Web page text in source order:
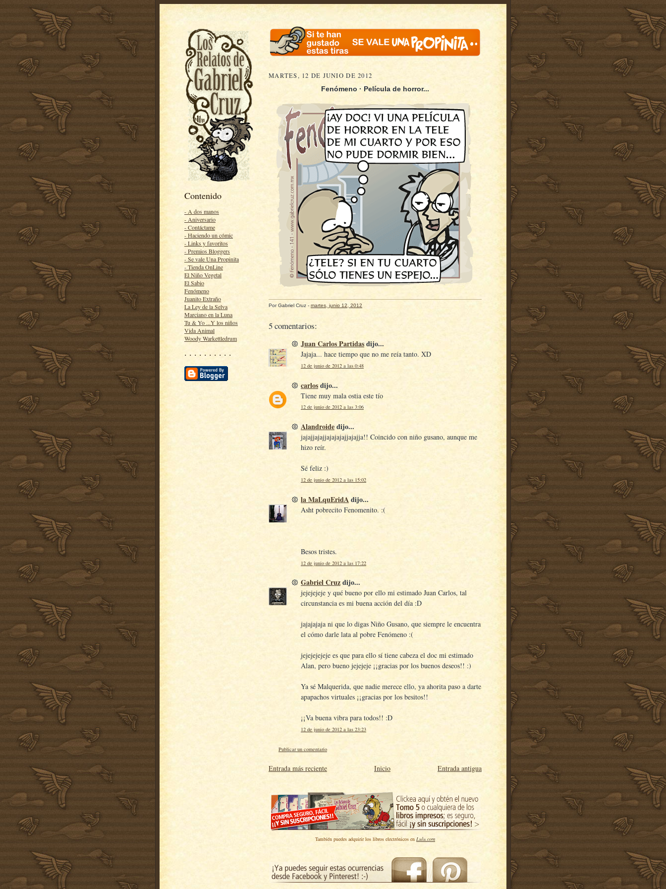
Contenido
- A dos manos
- Aniversario
- Contáctame
- Haciendo un cómic
- Links y favoritos
- Premios Bloggers
- Se vale Una Propinita
- Tienda OnLine
El Niño Vegetal
El Sabio
Fenómeno
Juanito Extraño
La Ley de la Selva
Marciano en la Luna
Tu & Yo ...Y los niños
Vida Animal
Woody Warkettledrum
· · · · · · · · · ·
MARTES, 12 DE JUNIO DE 2012
Fenómeno · Película de horror...
PorGabriel Cruz - martes, junio 12, 2012
5 comentarios:
Juan Carlos Partidasdijo...
Jajaja... hace tiempo que no me reía tanto. XD
12 de junio de 2012 a las 0:48
carlosdijo...
Tiene muy mala ostia este tío
12 de junio de 2012 a las 3:06
Alandroidedijo...
jajajjajajjajajajajjajajja!! Coincido con niño gusano, aunque me
hizo reír.
Sé feliz :)
12 de junio de 2012 a las 15:02
la MaLquEridAdijo...
Asht pobrecito Fenomenito. :(
Besos tristes.
12 de junio de 2012 a las 17:22
Gabriel Cruzdijo...
jejejejeje y qué bueno por ello mi estimado Juan Carlos, tal
circunstancia es mi buena acción del día :D
jajajajaja ni que lo digas Niño Gusano, que siempre le encuentra
el cómo darle lata al pobre Fenómeno :(
jejejejejeje es que para ello sí tiene cabeza el doc mi estimado
Alan, pero bueno jejejeje ¡¡gracias por los buenos deseos!! :)
Ya sé Malquerida, que nadie merece ello, ya ahorita paso a darte
apapachos virtuales ¡¡gracias por los besitos!!
¡¡Va buena vibra para todos!! :D
12 de junio de 2012 a las 23:23
Publicar un comentario
Entrada más reciente Entrada antigua
Inicio
También puedes adquirir los libros electrónicos en Lulu.com